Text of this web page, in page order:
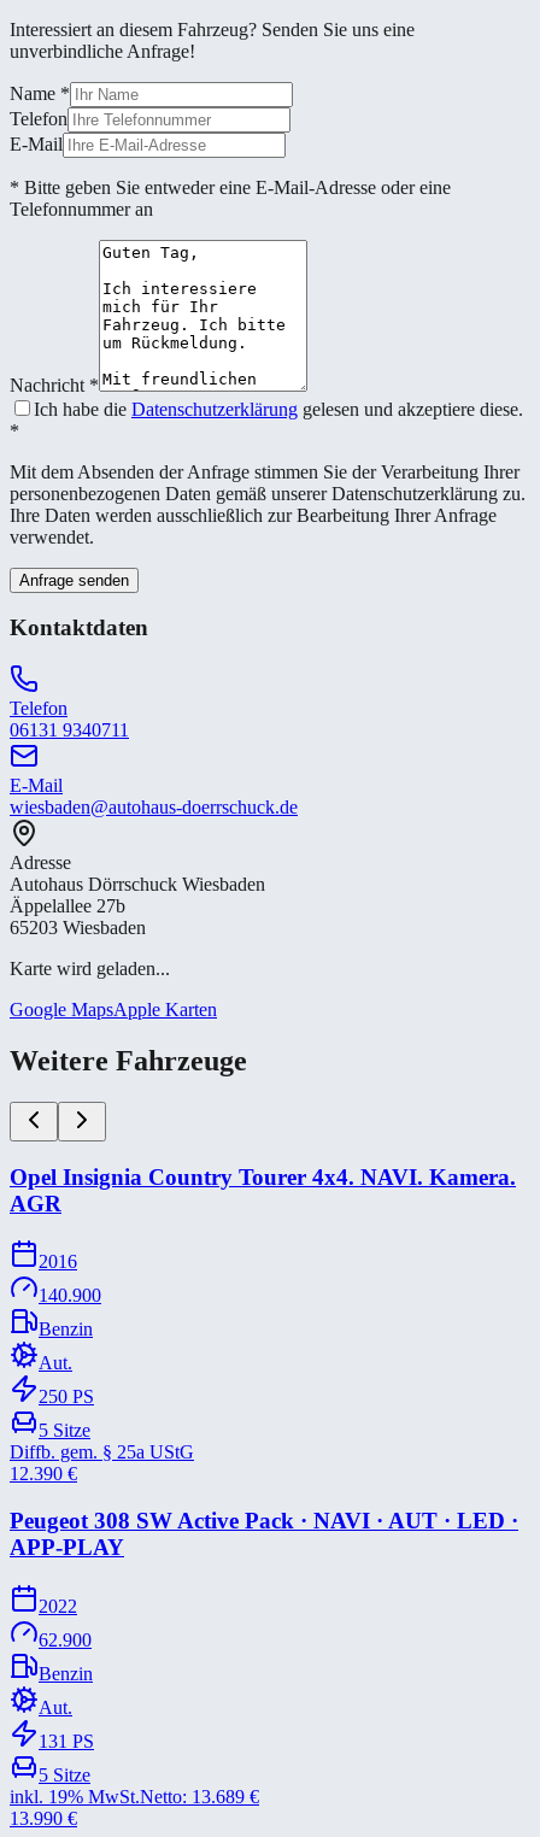
Interessiert an diesem Fahrzeug? Senden Sie uns eine
unverbindliche Anfrage!
Name *
Telefon
E-Mail
* Bitte geben Sie entweder eine E-Mail-Adresse oder eine
Telefonnummer an
Nachricht *
Ich habe die Datenschutzerklärung gelesen und akzeptiere diese.
*
Mit dem Absenden der Anfrage stimmen Sie der Verarbeitung Ihrer
personenbezogenen Daten gemäß unserer Datenschutzerklärung zu.
Ihre Daten werden ausschließlich zur Bearbeitung Ihrer Anfrage
verwendet.
Anfrage senden
Kontaktdaten
Telefon
06131 9340711
E-Mail
wiesbaden@autohaus-doerrschuck.de
Adresse
Autohaus Dörrschuck Wiesbaden
Äppelallee 27b
65203 Wiesbaden
Karte wird geladen...
Google MapsApple Karten
Weitere Fahrzeuge
Opel Insignia Country Tourer 4x4. NAVI. Kamera.
AGR
2016
140.900
Benzin
Aut.
250 PS
5 Sitze
Diffb. gem. § 25a UStG
12.390 €
Peugeot 308 SW Active Pack · NAVI · AUT · LED ·
APP-​PLAY
2022
62.900
Benzin
Aut.
131 PS
5 Sitze
inkl. 19% MwSt.Netto: 13.689 €
13.990 €